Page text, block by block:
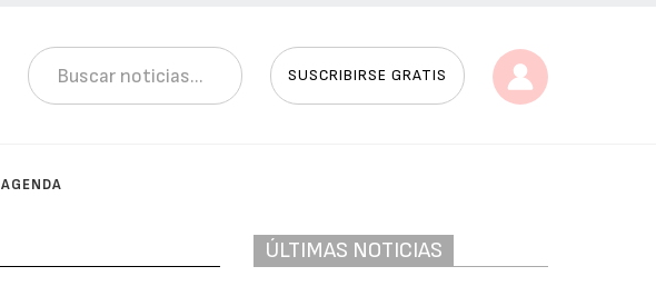
SUSCRIBIRSE GRATIS
AGENDA
ÚLTIMAS NOTICIAS